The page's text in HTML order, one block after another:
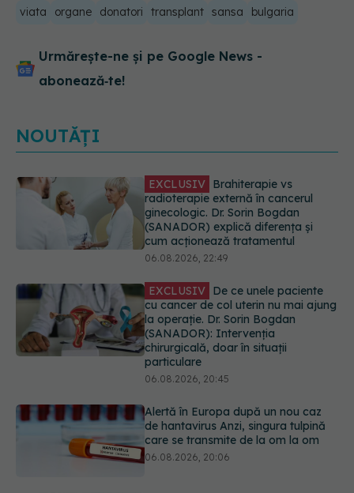
viata organe donatori transplant sansa bulgaria
Urmărește-ne și pe Google News -
abonează‑te!
NOUTĂȚI
EXCLUSIV De ce unele paciente
cu cancer de col uterin nu mai ajung
la operație. Dr. Sorin Bogdan
(SANADOR): Intervenția
chirurgicală, doar în situații
particulare
06.08.2026, 20:45
Alertă în Europa după un nou caz
de hantavirus Anzi, singura tulpină
care se transmite de la om la om
06.08.2026, 20:06
putea primi salarii mai mari.
Sindicatele cer schimbarea legii
06.08.2026, 19:26